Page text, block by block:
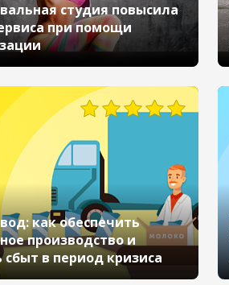
студия повысила
при помощи
как обеспечить
производство и
сбыт в период кризиса